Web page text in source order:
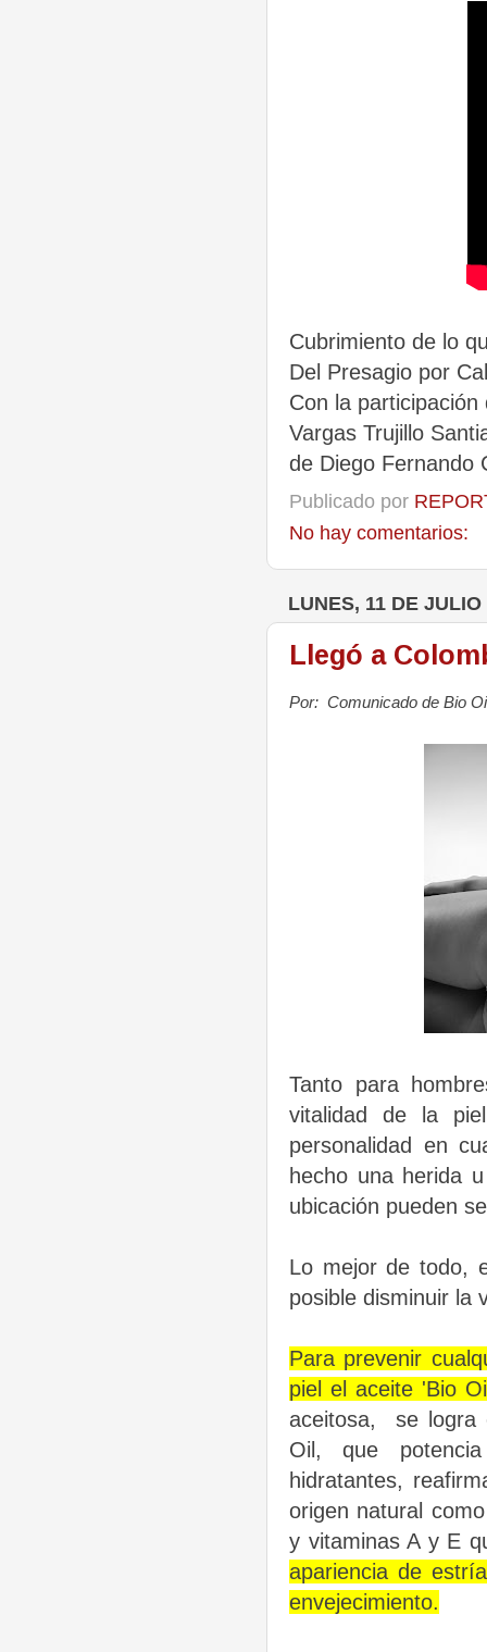
Cubrimiento de lo
Del Presagio​ por
Con la
Vargas Trujillo​
de Diego Fernando
Publicado por
No hay comentarios:
LUNES, 11 DE JULIO
Llegó a
Por: Comunicado de Bio
Tanto para
vitalidad de la
personalidad en
hecho una herida
ubicación pueden
Lo mejor de todo,
posible disminuir la
Para prevenir
piel el aceite 'Bio
aceitosa, se logra
Oil, que potencia
hidratantes,
origen natural
y vitaminas A y E
apariencia de
envejecimiento.